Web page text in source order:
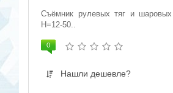
Съёмник рулевых тяг и
H=12-50..
0
Нашли дешевле?